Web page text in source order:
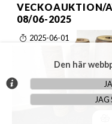
VECKOAUKTION/
08/06-2025
2025-06-01
Den här
JAG